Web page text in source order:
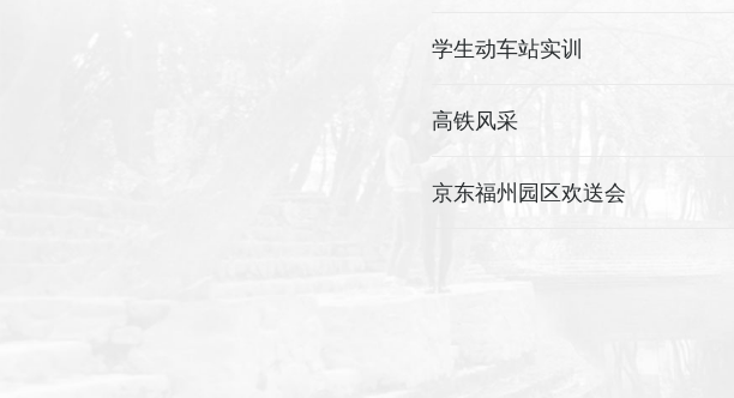
学生动车站实训
高铁风采
京东福州园区欢送会